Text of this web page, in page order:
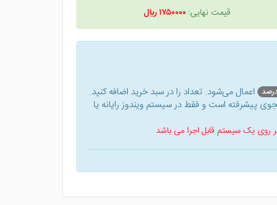
قیمت نهایی:۱۷۵۰۰۰۰ ريال
اعمال می‌شود. تعداد را در سبد خرید اضافه کنید.
پیشرفته است و فقط در سیستم ویندوز رایانه یا
بر روی یک سیستم قابل اجرا می باشد